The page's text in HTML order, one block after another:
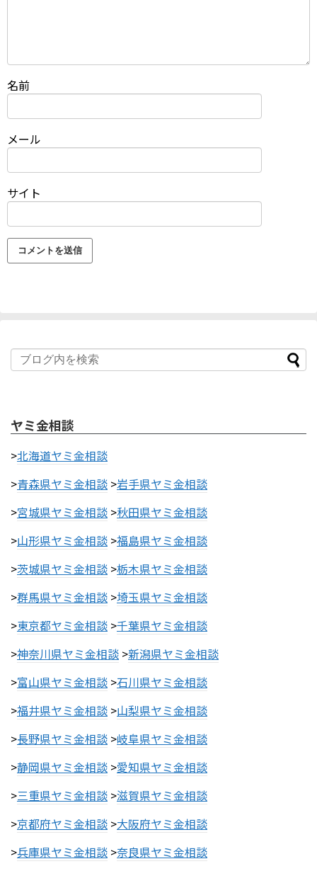
名前
メール
サイト
ヤミ金相談
>北海道ヤミ金相談
>青森県ヤミ金相談 >岩手県ヤミ金相談
>宮城県ヤミ金相談 >秋田県ヤミ金相談
>山形県ヤミ金相談 >福島県ヤミ金相談
>茨城県ヤミ金相談 >栃木県ヤミ金相談
>群馬県ヤミ金相談 >埼玉県ヤミ金相談
>東京都ヤミ金相談 >千葉県ヤミ金相談
>神奈川県ヤミ金相談 >新潟県ヤミ金相談
>富山県ヤミ金相談 >石川県ヤミ金相談
>福井県ヤミ金相談 >山梨県ヤミ金相談
>長野県ヤミ金相談 >岐阜県ヤミ金相談
>静岡県ヤミ金相談 >愛知県ヤミ金相談
>三重県ヤミ金相談 >滋賀県ヤミ金相談
>京都府ヤミ金相談 >大阪府ヤミ金相談
>兵庫県ヤミ金相談 >奈良県ヤミ金相談